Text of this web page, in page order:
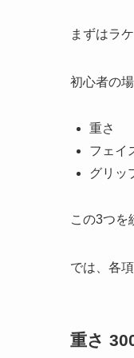
まずはラ
初心者の
重さ
フェイ
グリッ
この3つを
では、各
重さ